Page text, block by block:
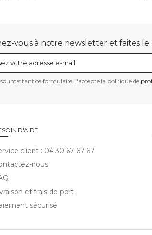
vous à notre newsletter et faites
ce formulaire, j'accepte la politique de
D'AIDE
client : 04 30 67 67 67
nous
et frais de port
sécurisé